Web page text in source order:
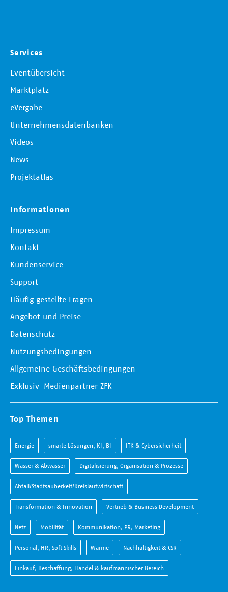
Services
Eventübersicht
Marktplatz
eVergabe
Unternehmensdatenbanken
Videos
News
Projektatlas
Informationen
Impressum
Kontakt
Kundenservice
Support
Häufig gestellte Fragen
Angebot und Preise
Datenschutz
Nutzungsbedingungen
Allgemeine Geschäftsbedingungen
Exklusiv-Medienpartner ZFK
Top Themen
Energie smarte Lösungen, KI, BI ITK & Cybersicherheit
Wasser & Abwasser Digitalisierung, Organisation & Prozesse
Abfall/Stadtsauberkeit/Kreislaufwirtschaft
Transformation & Innovation Vertrieb & Business Development
Netz Mobilität Kommunikation, PR, Marketing
Personal, HR, Soft Skills Wärme Nachhaltigkeit & CSR
Einkauf, Beschaffung, Handel & kaufmännischer Bereich